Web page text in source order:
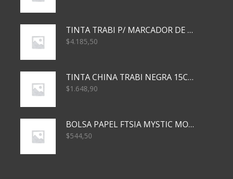
TINTA TRABI P/ MARCADOR DE PIZARRA x30ml ROJO
$4.185,50
TINTA CHINA TRABI NEGRA 15CC TR3460
$1.648,90
BOLSA PAPEL FTSIA MYSTIC MONKEY 14/08/20
$544,50